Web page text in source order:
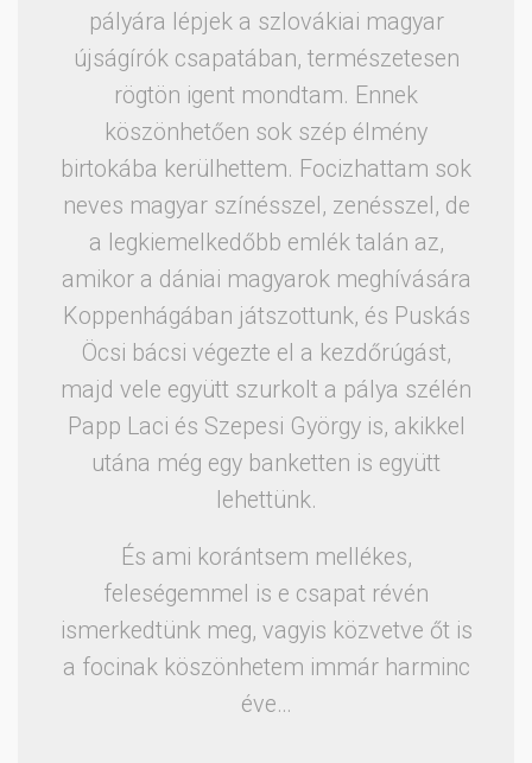
pályára lépjek a szlovákiai magyar
újságírók csapatában, természetesen
rögtön igent mondtam. Ennek
köszönhetően sok szép élmény
birtokába kerülhettem. Focizhattam sok
neves magyar színésszel, zenésszel, de
a legkiemelkedőbb emlék talán az,
amikor a dániai magyarok meghívására
Koppenhágában játszottunk, és Puskás
Öcsi bácsi végezte el a kezdőrúgást,
majd vele együtt szurkolt a pálya szélén
Papp Laci és Szepesi György is, akikkel
utána még egy banketten is együtt
lehettünk.
És ami korántsem mellékes,
feleségemmel is e csapat révén
ismerkedtünk meg, vagyis közvetve őt is
a focinak köszönhetem immár harminc
éve…